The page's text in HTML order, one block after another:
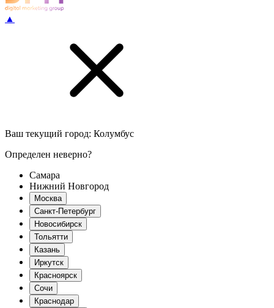
▲
Ваш текущий город: Колумбус
Определен неверно?
Самара
Нижний Новгород
Москва
Санкт-Петербург
Новосибирск
Тольятти
Казань
Иркутск
Красноярск
Сочи
Краснодар